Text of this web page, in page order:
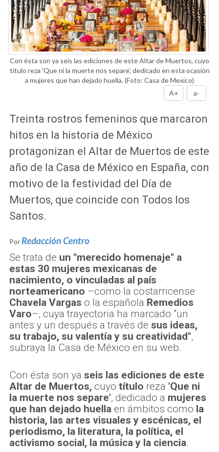
Con ésta son ya seis las ediciones de este Altar de Muertos, cuyo
título reza 'Que ni la muerte nos separe', dedicado en esta ocasión
a mujeres que han dejado huella.(Foto: Casa de Mexico)
A+
a-
Treinta rostros femeninos que marcaron
hitos en la historia de México
protagonizan el Altar de Muertos de este
año de la Casa de México en España, con
motivo de la festividad del Día de
Muertos, que coincide con Todos los
Santos.
Por Redacción Centro
Se trata de un "merecido homenaje" a
estas 30 mujeres mexicanas de
nacimiento, o vinculadas al país
norteamericano –como la costarricense
Chavela Vargas o la española Remedios
Varo–, cuya trayectoria ha marcado "un
antes y un después a través de sus ideas,
su trabajo, su valentía y su creatividad",
subraya la Casa de México en su web.
Con ésta son ya seis las ediciones de este
Altar de Muertos, cuyo título reza 'Que ni
la muerte nos separe', dedicado a mujeres
que han dejado huella en ámbitos como la
historia, las artes visuales y escénicas, el
periodismo, la literatura, la política, el
activismo social, la música y la ciencia.